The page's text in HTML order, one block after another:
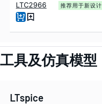
LTC2966 推荐用于新设计
工具及仿真模型
LTspice